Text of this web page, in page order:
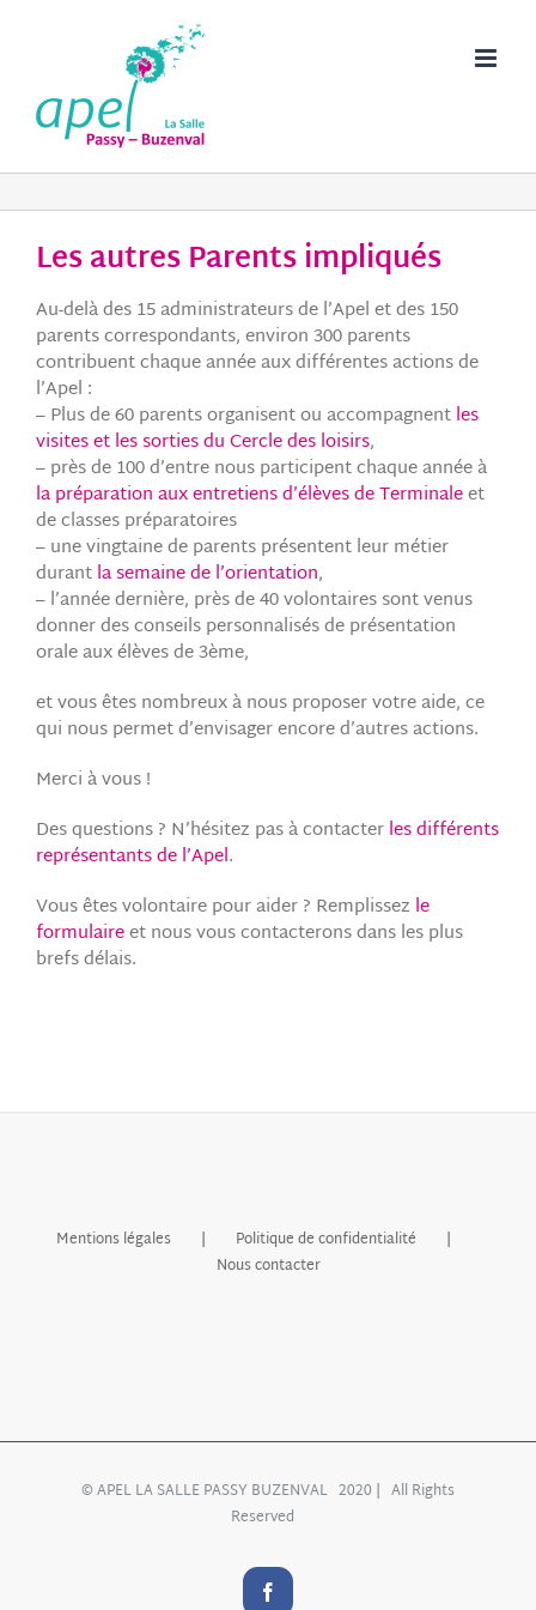
Les autres Parents impliqués
Au-delà des 15 administrateurs de l’Apel et des 150
parents correspondants, environ 300 parents
contribuent chaque année aux différentes actions de
l’Apel :
– Plus de 60 parents organisent ou accompagnentles
visites et les sorties du Cercle des loisirs,
– près de 100 d’entre nous participent chaque année à
la préparation aux entretiens d’élèves de Terminaleet
de classes préparatoires
– une vingtaine de parents présentent leur métier
durantla semaine de l’orientation,
– l’année dernière, près de 40 volontaires sont venus
donner des conseils personnalisés de présentation
orale aux élèves de 3ème,
et vous êtes nombreux à nous proposer votre aide, ce
qui nous permet d’envisager encore d’autres actions.
Merci à vous !
Des questions ? N’hésitez pas à contacterles différents
représentants de l’Apel.
Vous êtes volontaire pour aider ? Remplissez le
formulaireet nous vous contacterons dans les plus
brefs délais.
Mentions légales
Politique de confidentialité
Nous contacter
© APEL LA SALLE PASSY BUZENVAL 2020 | All Rights
Reserved